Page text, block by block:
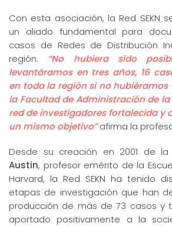
Con esta asociación, la Red SEKN
un aliado fundamental para
casos de Redes de Distribución
región. “No hubiera sido
levantáramos en tres años, 16
en toda la región si no hubiéramos
la Facultad de Administración de
red de investigadores fortalecida y
un mismo objetivo”afirma la
Desde su creación en 2001 de
Austin, profesor emérito de la
Harvard, la Red SEKN ha tenido
etapas de investigación que han
producción de más de 73 casos y
aportado positivamente a la